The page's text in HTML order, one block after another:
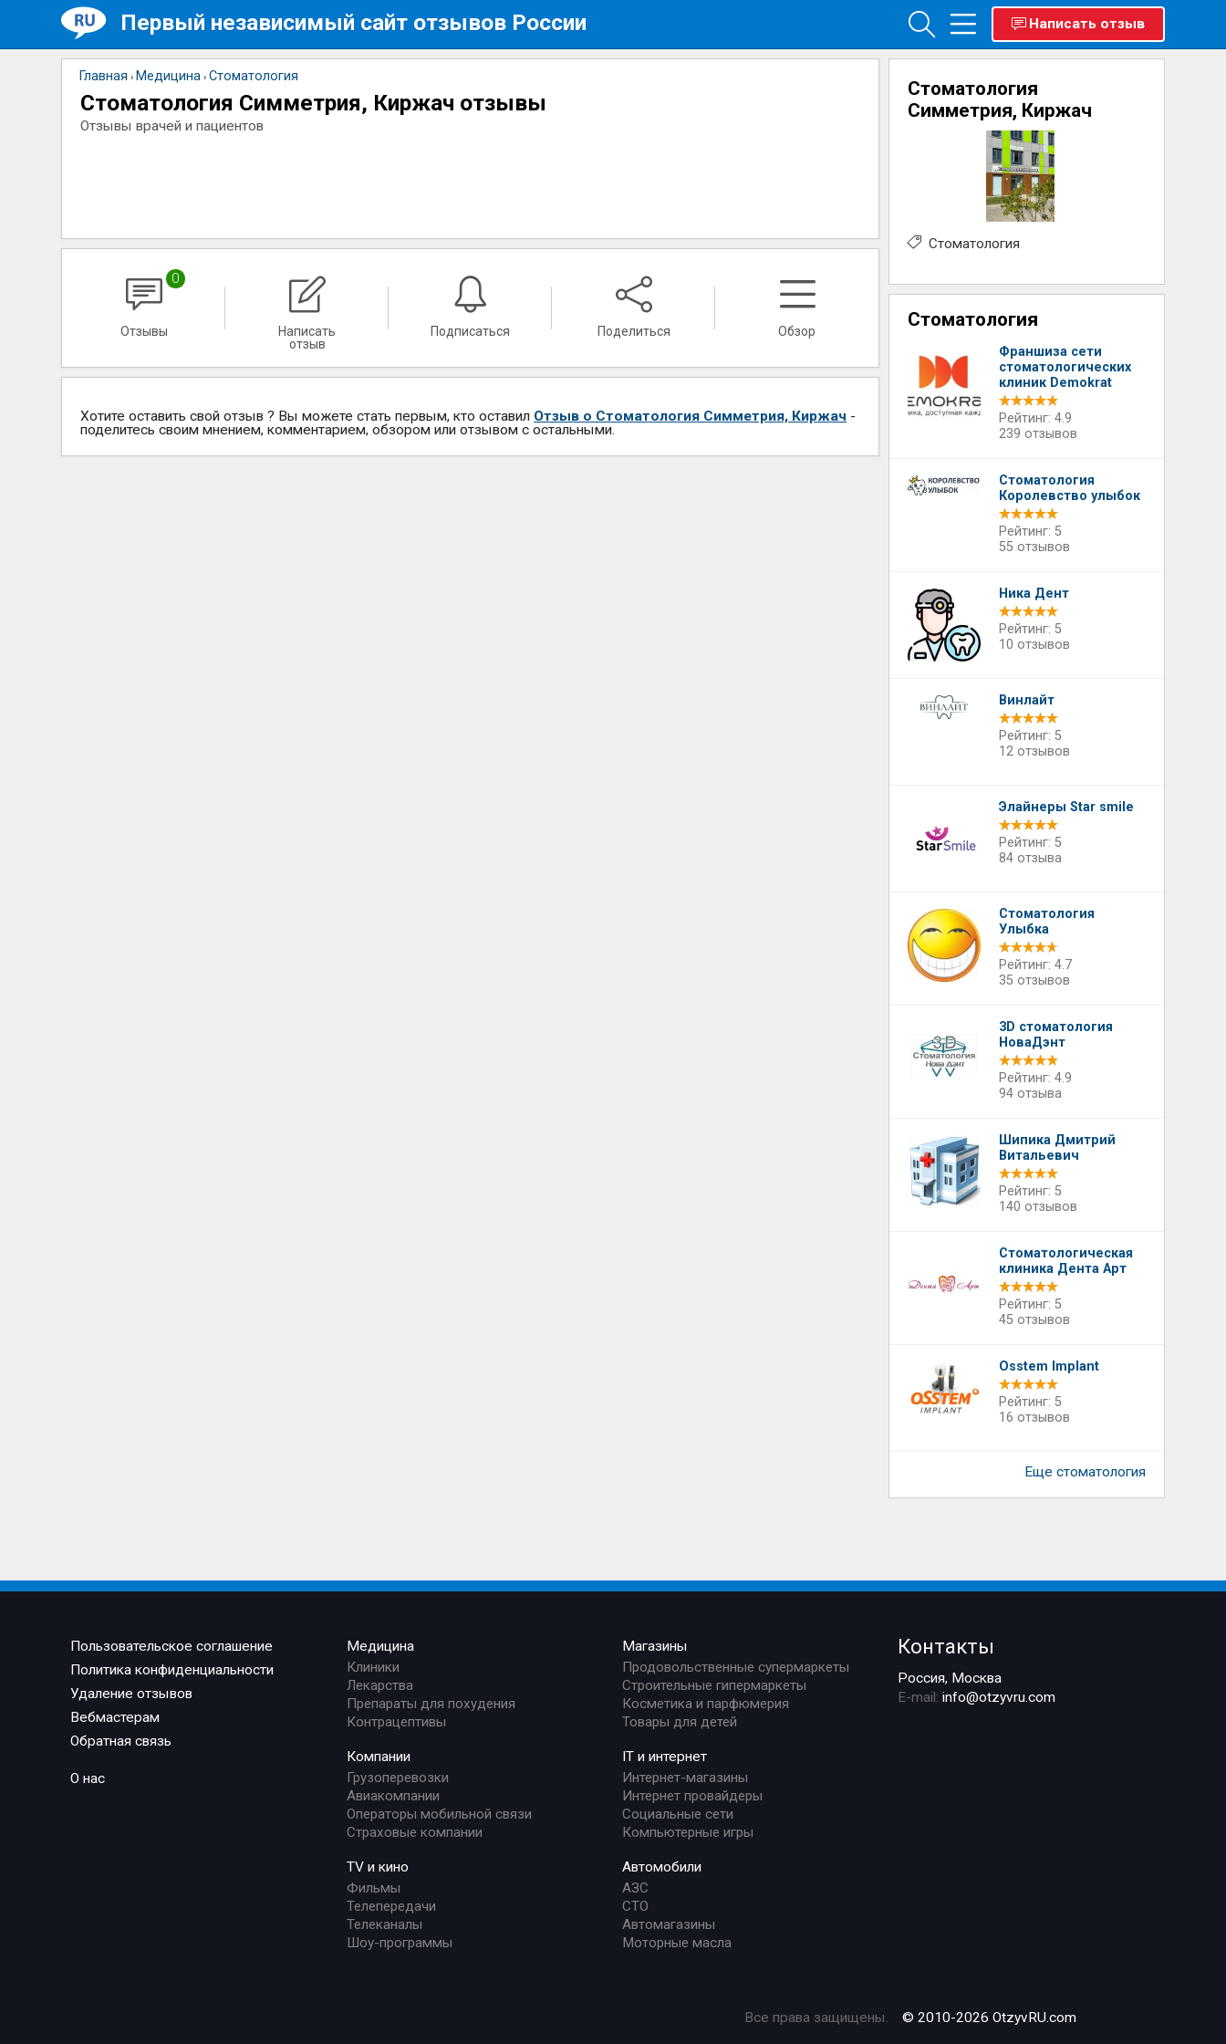
Первый независимый сайт отзывов России Написать отзыв
Главная › Медицина ›Стоматология
Стоматология Симметрия, Киржач отзывы
Отзывы врачей и пациентов
0
Отзывы
Написать
отзыв
Подписаться Поделиться Обзор
Хотите оставить свой отзыв ? Вы можете стать первым, кто оставил Отзыв о Стоматология Симметрия, Киржач -
поделитесь своим мнением, комментарием, обзором или отзывом с остальными.
Стоматология
Симметрия, Киржач
Стоматология
Стоматология
Франшиза сети
стоматологических
клиник Demokrat
Рейтинг: 4.9
239 отзывов
Стоматология
Королевство улыбок
Рейтинг: 5
55 отзывов
Ника Дент
Рейтинг: 5
10 отзывов
Винлайт
Рейтинг: 5
12 отзывов
Элайнеры Star smile
Рейтинг: 5
84 отзыва
Стоматология
Улыбка
Рейтинг: 4.7
35 отзывов
3D стоматология
НоваДэнт
Рейтинг: 4.9
94 отзыва
Шипика Дмитрий
Витальевич
Рейтинг: 5
140 отзывов
Стоматологическая
клиника Дента Арт
Рейтинг: 5
45 отзывов
Osstem Implant
Рейтинг: 5
16 отзывов
Еще стоматология
Пользовательское соглашение
Политика конфиденциальности
Удаление отзывов
Вебмастерам
Обратная связь
О нас
Медицина
Клиники
Лекарства
Препараты для похудения
Контрацептивы
Компании
Грузоперевозки
Авиакомпании
Операторы мобильной связи
Страховые компании
TV и кино
Фильмы
Телепередачи
Телеканалы
Шоу-программы
Магазины
Продовольственные супермаркеты
Строительные гипермаркеты
Косметика и парфюмерия
Товары для детей
IT и интернет
Интернет-магазины
Интернет провайдеры
Социальные сети
Компьютерные игры
Автомобили
АЗС
СТО
Автомагазины
Моторные масла
Контакты
Россия, Москва
E-mail:info@otzyvru.com
Все права защищены. © 2010-2026 OtzyvRU.com